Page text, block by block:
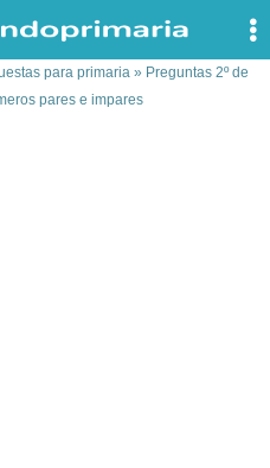
para primaria » Preguntas 2º de
pares e impares